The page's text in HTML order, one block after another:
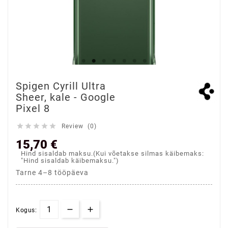
Spigen Cyrill Ultra
Sheer, kale - Google
Pixel 8
     Review (0)
15,70 €
Hind sisaldab maksu.(Kui võetakse silmas käibemaks:
"Hind sisaldab käibemaksu.")
Tarne 4–8 tööpäeva
Kogus: